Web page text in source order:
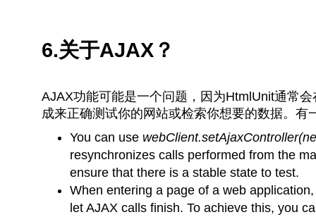
6.关于AJAX？
AJAX功能可能是一个问题，因为HtmlUnit通常
成来正确测试你的网站或检索你想要的数据。有
You can use
resynchronizes calls performed from the
ensure that there is a stable state to test.
When entering a page of a web
let AJAX calls finish. To achieve this, you